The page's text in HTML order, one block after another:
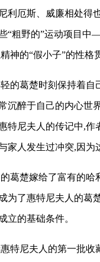
利厄斯、威廉相处得
“粗野的”运动项目
神的“假小子”的性格
的葛楚时刻保持着自
沉醉于自己的内心
特尼夫人的传记中,作
家人发生过冲突,因为
的葛楚嫁给了富有的
为了惠特尼夫人的葛
立的基础条件。
特尼夫人的第一批收